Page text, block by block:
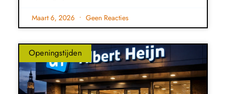
Maart 6, 2026 Geen Reacties
Openingstijden